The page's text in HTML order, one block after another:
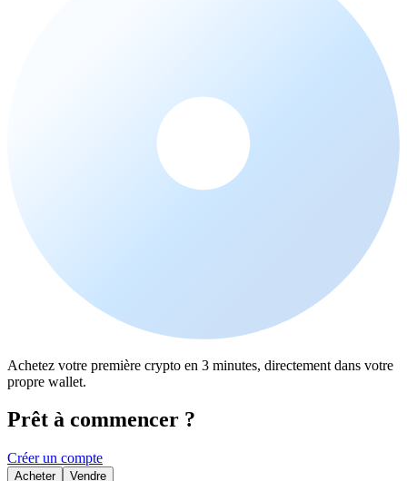
Achetez votre première crypto en 3 minutes, directement dans votre
propre wallet.
Prêt à commencer ?
Créer un compte
Acheter Vendre